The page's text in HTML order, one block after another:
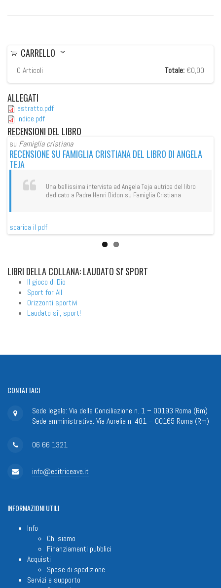
CARRELLO
0 Articoli Totale: €0,00
ALLEGATI
estratto.pdf
indice.pdf
RECENSIONI DEL LIBRO
su Famiglia cristiana
RECENSIONE SU FAMIGLIA CRISTIANA DEL LIBRO DI ANGELA
TEJA
Una bellissima intervista ad Angela Teja autrice del libro
dedicato a Padre Henri Didon su Famiglia Cristiana
scarica il pdf
LIBRI DELLA COLLANA: LAUDATO SI' SPORT
Il gioco di Dio
Sport for All
Orizzonti sportivi
Laudato si', sport!
CONTATTACI
Sede legale: Via della Conciliazione n. 1 – 00193 Roma (Rm)
Sede amministrativa: Via Aurelia n. 481 – 00165 Roma (Rm)
06 66 1321
info@editriceave.it
INFORMAZIONIUTILI
Info
Chi siamo
Finanziamenti pubblici
Acquisti
Spese di spedizione
Servizi e supporto